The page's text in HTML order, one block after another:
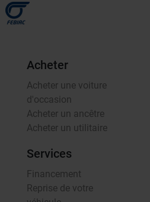
Acheter
Acheter une voiture
d'occasion
Acheter un ancêtre
Acheter un utilitaire
Services
Financement
Reprise de votre